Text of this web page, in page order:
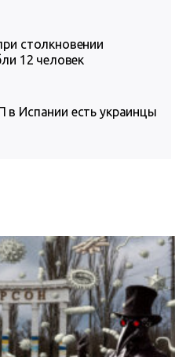
столкновении
12 человек
Испании есть украинцы